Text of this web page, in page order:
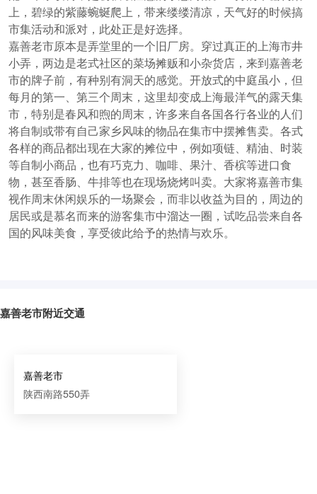
上，碧绿的紫藤蜿蜒爬上，带来缕缕清凉，天气好的时候搞
市集活动和派对，此处正是好选择。
嘉善老市原本是弄堂里的一个旧厂房。穿过真正的上海市井
小弄，两边是老式社区的菜场摊贩和小杂货店，来到嘉善老
市的牌子前，有种别有洞天的感觉。开放式的中庭虽小，但
每月的第一、第三个周末，这里却变成上海最洋气的露天集
市，特别是春风和煦的周末，许多来自各国各行各业的人们
将自制或带有自己家乡风味的物品在集市中摆摊售卖。各式
各样的商品都出现在大家的摊位中，例如项链、精油、时装
等自制小商品，也有巧克力、咖啡、果汁、香槟等进口食
物，甚至香肠、牛排等也在现场烧烤叫卖。大家将嘉善市集
视作周末休闲娱乐的一场聚会，而非以收益为目的，周边的
居民或是慕名而来的游客集市中溜达一圈，试吃品尝来自各
国的风味美食，享受彼此给予的热情与欢乐。
嘉善老市附近交通
嘉善老市
陕西南路550弄